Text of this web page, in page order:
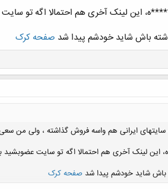
باش شاید خودشم پیدا شد صفحه کرک
ایرانی هم واسه فروش گذاشته ، ولی من
شاید خودشم پیدا شد صفحه کرک